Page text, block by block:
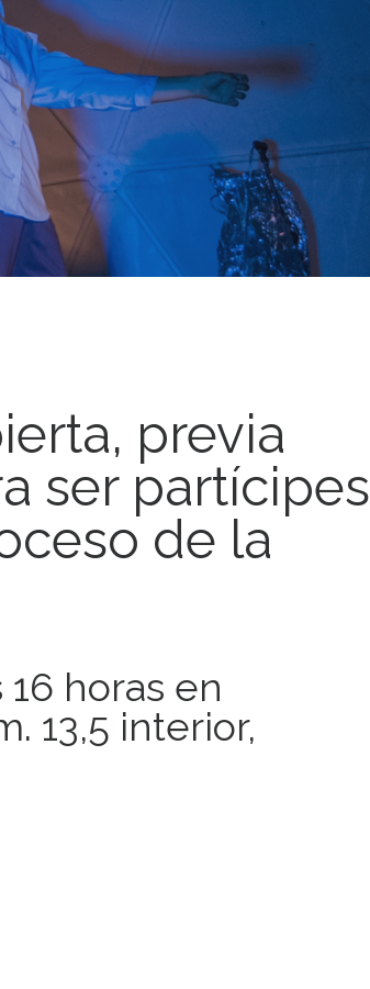
previa
ser partícipes
de la
horas en
13,5 interior,